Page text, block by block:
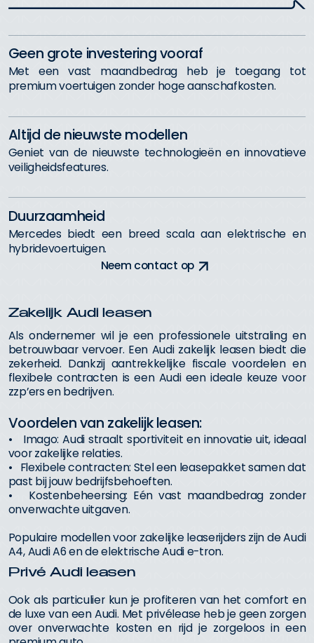
Geen grote investeringvooraf
Met een vast maandbedrag heb je toegang tot
premiumvoertuigen zonder hogeaanschafkosten.
Altijd de nieuwstemodellen
Geniet van de nieuwste technologieën en innovatieve
veiligheidsfeatures.
Duurzaamheid
Mercedes biedt een breed scala aan elektrische en
hybridevoertuigen.
Neem contact op
Zakelijk Audi leasen
Als ondernemer wil je een professionele uitstraling en
betrouwbaar vervoer. Een Audi zakelijk leasen biedt die
zekerheid. Dankzij aantrekkelijke fiscale voordelen en
flexibele contracten is een Audi een ideale keuze voor
zzp’ers en bedrijven.
Voordelen van zakelijk leasen:
• Imago: Audi straalt sportiviteit en innovatie uit, ideaal
voor zakelijke relaties.
• Flexibele contracten: Stel een leasepakket samen dat
past bij jouw bedrijfsbehoeften.
• Kostenbeheersing: Eén vast maandbedrag zonder
onverwachte uitgaven.
Populaire modellen voor zakelijke leaserijders zijn de Audi
A4, Audi A6 en de elektrische Audi e-tron.
Privé Audi leasen
Ook als particulier kun je profiteren van het comfort en
de luxe van een Audi. Met privélease heb je geen zorgen
over onverwachte kosten en rijd je zorgeloos in een